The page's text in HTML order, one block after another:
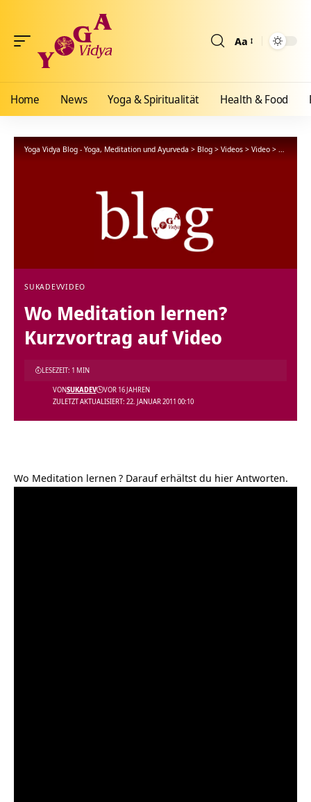
Aa
Home News Yoga & Spiritualität Health & Food
Yoga Vidya Blog - Yoga, Meditation und Ayurveda > Blog > Videos > Video > Wo
SUKADEVVIDEO
Wo Meditation lernen?
Kurzvortrag auf Video
ZULETZT AKTUALISIERT: 22. JANUAR 2011 00:10
VONSUKADEV VOR 16 JAHREN
LESEZEIT: 1 MIN
Wo Meditation lernen ? Darauf erhältst du hier Antworten.